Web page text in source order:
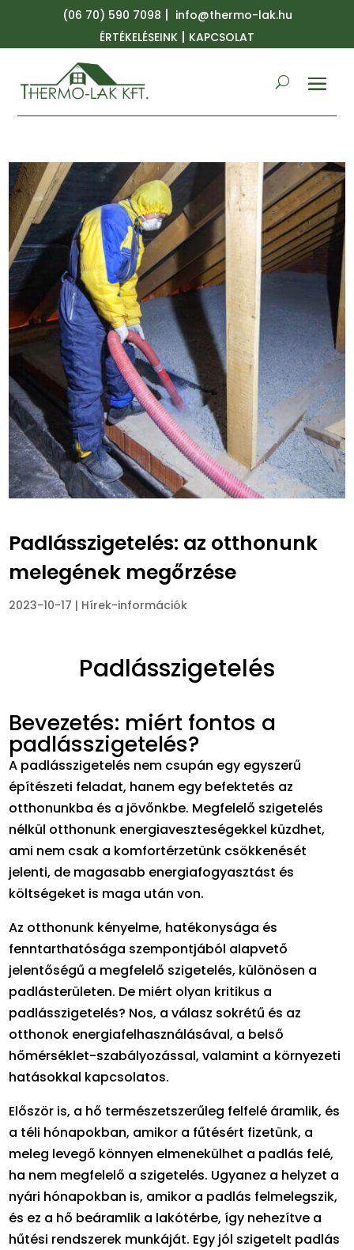
(06 70) 590 7098 | info@thermo-lak.hu
ÉRTÉKELÉSEINK | KAPCSOLAT
Padlásszigetelés: az otthonunk
melegének megőrzése
2023-10-17 | Hírek-információk
Padlásszigetelés
Bevezetés: miért fontos a
padlásszigetelés?
A padlásszigetelés nem csupán egy egyszerű
építészeti feladat, hanem egy befektetés az
otthonunkba és a jövőnkbe. Megfelelő szigetelés
nélkül otthonunk energiaveszteségekkel küzdhet,
ami nem csak a komfortérzetünk csökkenését
jelenti, de magasabb energiafogyasztást és
költségeket is maga után von.
Az otthonunk kényelme, hatékonysága és
fenntarthatósága szempontjából alapvető
jelentőségű a megfelelő szigetelés, különösen a
padlásterületen. De miért olyan kritikus a
padlásszigetelés? Nos, a válasz sokrétű és az
otthonok energiafelhasználásával, a belső
hőmérséklet-szabályozással, valamint a környezeti
hatásokkal kapcsolatos.
Először is, a hő természetszerűleg felfelé áramlik, és
a téli hónapokban, amikor a fűtésért fizetünk, a
meleg levegő könnyen elmenekülhet a padlás felé,
ha nem megfelelő a szigetelés. Ugyanez a helyzet a
nyári hónapokban is, amikor a padlás felmelegszik,
és ez a hő beáramlik a lakótérbe, így nehezítve a
hűtési rendszerek munkáját. Egy jól szigetelt padlás